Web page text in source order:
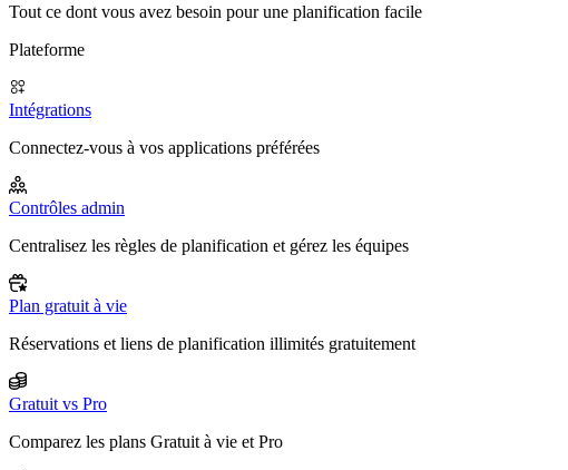
Tout ce dont vous avez besoin pour une planification facile
Plateforme
Intégrations
Connectez-vous à vos applications préférées
Contrôles admin
Centralisez les règles de planification et gérez les équipes
Plan gratuit à vie
Réservations et liens de planification illimités gratuitement
Gratuit vs Pro
Comparez les plans Gratuit à vie et Pro